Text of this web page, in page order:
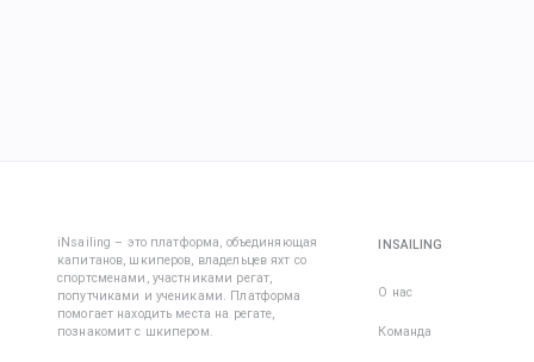
iNsailing – это платформа, объединяющая
капитанов, шкиперов, владельцев яхт со
спортсменами, участниками регат,
попутчиками и учениками. Платформа
помогает находить места на регате,
познакомит с шкипером.
INSAILING
О нас
Команда